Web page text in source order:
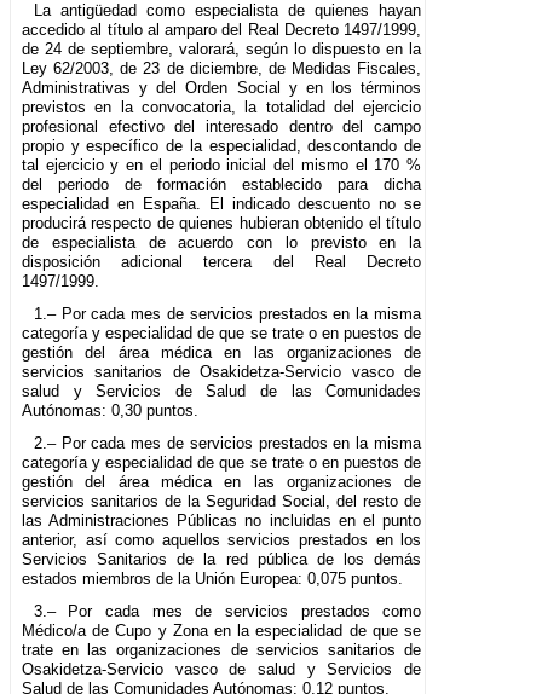
La antigüedad como especialista de quienes hayan
accedido al título al amparo del Real Decreto 1497/1999,
de 24 de septiembre, valorará, según lo dispuesto en la
Ley 62/2003, de 23 de diciembre, de Medidas Fiscales,
Administrativas y del Orden Social y en los términos
previstos en la convocatoria, la totalidad del ejercicio
profesional efectivo del interesado dentro del campo
propio y específico de la especialidad, descontando de
tal ejercicio y en el periodo inicial del mismo el 170 %
del periodo de formación establecido para dicha
especialidad en España. El indicado descuento no se
producirá respecto de quienes hubieran obtenido el título
de especialista de acuerdo con lo previsto en la
disposición adicional tercera del Real Decreto
1497/1999.
1.– Por cada mes de servicios prestados en la misma
categoría y especialidad de que se trate o en puestos de
gestión del área médica en las organizaciones de
servicios sanitarios de Osakidetza-Servicio vasco de
salud y Servicios de Salud de las Comunidades
Autónomas: 0,30 puntos.
2.– Por cada mes de servicios prestados en la misma
categoría y especialidad de que se trate o en puestos de
gestión del área médica en las organizaciones de
servicios sanitarios de la Seguridad Social, del resto de
las Administraciones Públicas no incluidas en el punto
anterior, así como aquellos servicios prestados en los
Servicios Sanitarios de la red pública de los demás
estados miembros de la Unión Europea: 0,075 puntos.
3.– Por cada mes de servicios prestados como
Médico/a de Cupo y Zona en la especialidad de que se
trate en las organizaciones de servicios sanitarios de
Osakidetza-Servicio vasco de salud y Servicios de
Salud de las Comunidades Autónomas: 0,12 puntos.